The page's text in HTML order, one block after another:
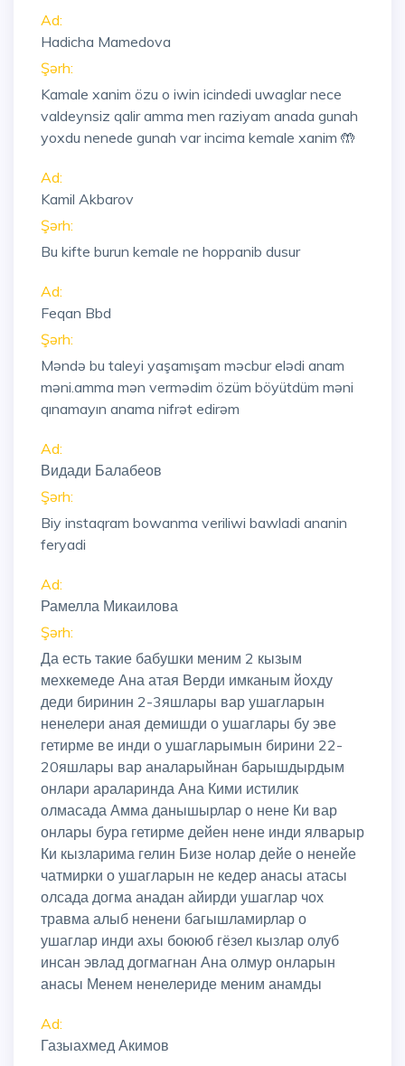
Ad:
Hadicha Mamedova
Şərh:
Kamale xanim özu o iwin icindedi uwaglar nece
valdeynsiz qalir amma men raziyam anada gunah
yoxdu nenede gunah var incima kemale xanim 🤲
Ad:
Kamil Akbarov
Şərh:
Bu kifte burun kemale ne hoppanib dusur
Ad:
Feqan Bbd
Şərh:
Məndə bu taleyi yaşamışam məcbur elədi anam
məni.amma mən vermədim özüm böyütdüm məni
qınamayın anama nifrət edirəm
Ad:
Видади Балабеов
Şərh:
Biy instaqram bowanma veriliwi bawladi ananin
feryadi
Ad:
Рамелла Микаилова
Şərh:
Да есть такие бабушки меним 2 кызым
мехкемеде Ана атая Верди имканым йохду
деди биринин 2-3яшлары вар ушагларын
ненелери аная демишди о ушаглары бу эве
гетирме ве инди о ушагларымын бирини 22-
20яшлары вар аналарыйнан барышдырдым
онлари араларинда Ана Кими истилик
олмасада Амма данышырлар о нене Ки вар
онлары бура гетирме дейен нене инди ялварыр
Ки кызларима гелин Бизе нолар дейе о ненейе
чатмирки о ушагларын не кедер анасы атасы
олсада догма анадан айирди ушаглар чох
травма алыб ненени багышламирлар о
ушаглар инди ахы боююб гёзел кызлар олуб
инсан эвлад догмагнан Ана олмур онларын
анасы Менем ненелериде меним анамды
Ad:
Газыахмед Акимов